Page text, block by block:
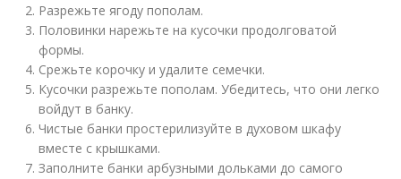
Разрежьте ягоду пополам.
Половинки нарежьте на кусочки продолговатой
формы.
Срежьте корочку и удалите семечки.
Кусочки разрежьте пополам. Убедитесь, что они легко
войдут в банку.
Чистые банки простерилизуйте в духовом шкафу
вместе с крышками.
Заполните банки арбузными дольками до самого